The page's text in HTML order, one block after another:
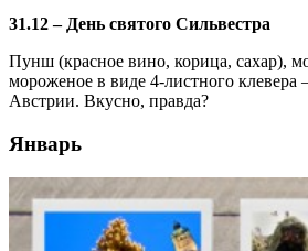
31.12 – День святого Сильвестра
Пунш (красное вино, корица, сахар),
мороженое в виде 4-листного
Австрии. Вкусно, правда?
Январь